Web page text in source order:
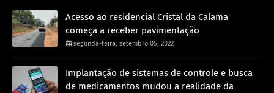
Acesso ao residencial Cristal da Calama
começa a receber pavimentação
segunda-feira, setembro 05, 2022
Implantação de sistemas de controle e busca
de medicamentos mudou a realidade da